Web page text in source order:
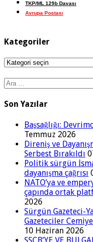
TKP/ML 129b Davası
Avrupa Postası
Kategoriler
Kategoriler
Arama:
Son Yazılar
Başsağlığı:
Temmuz 2026
Direniş ve
Serbest Bırakıldı
Politik sürgün
dayanışma çağrısı
NATO’ya ve
çapında ortak
2026
Sürgün Gazeteci-
Gazeteciler
10 Haziran 2026